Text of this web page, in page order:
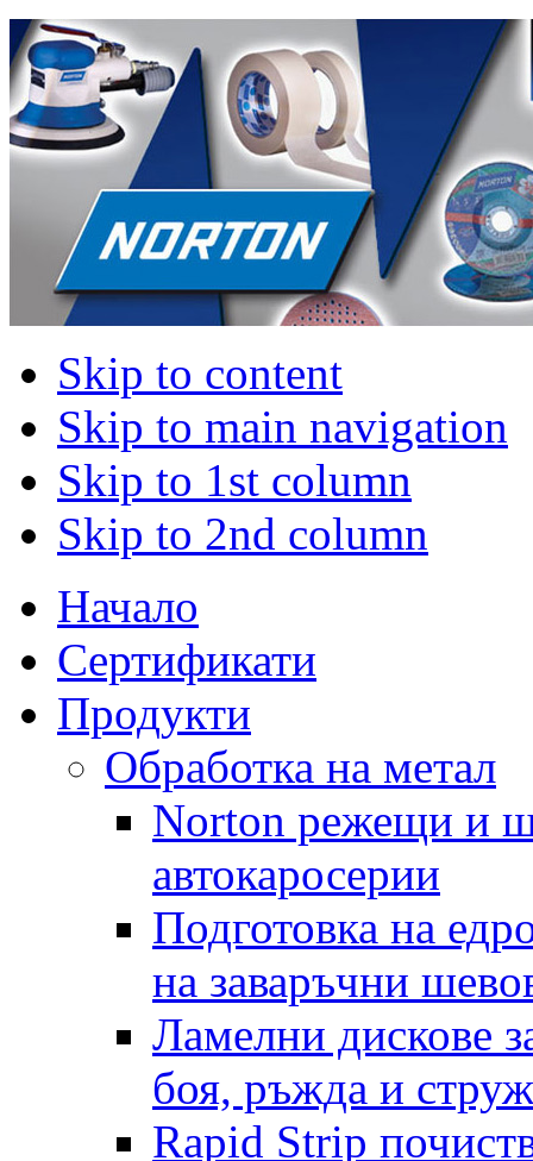
Skip to content
Skip to main navigation
Skip to 1st column
Skip to 2nd column
Начало
Сертификати
Продукти
Обработка на метал
Norton режещи и
автокаросерии
Подготовка на
на заваръчни
Ламелни дискове
боя, ръжда и
Rapid Strip